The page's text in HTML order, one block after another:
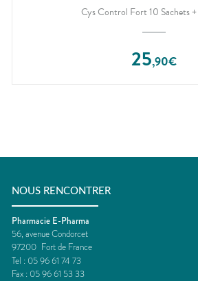
Cys Control Fort 10 Sachets
25,90€
NOUS RENCONTRER
Pharmacie E-Pharma
56, avenue Condorcet
97200 Fort de France
Tel : 05 96 61 74 73
Fax : 05 96 61 53 33